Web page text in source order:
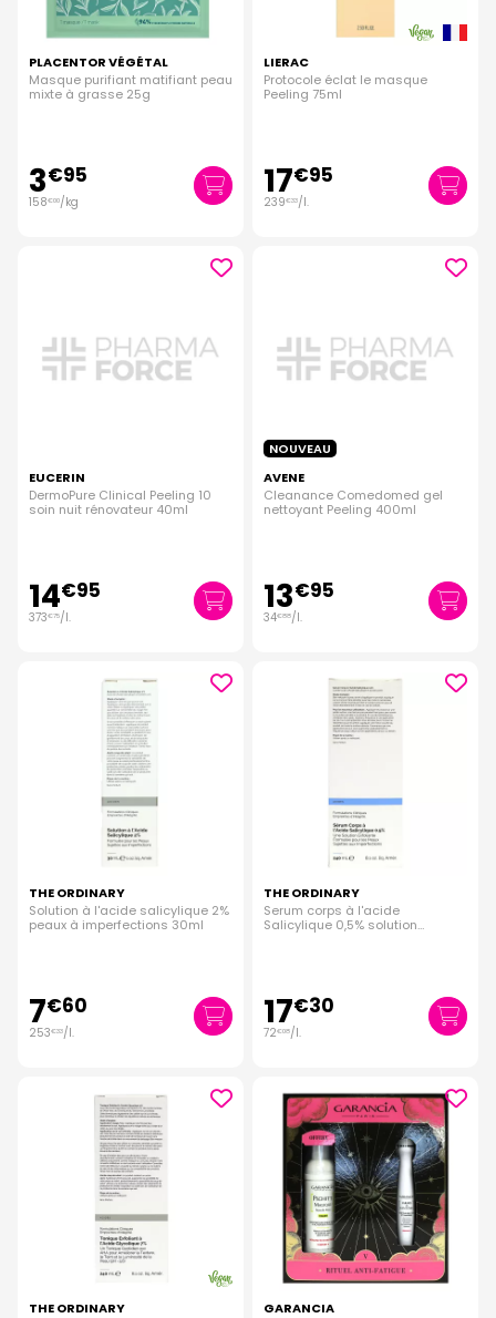
PLACENTOR VÉGÉTAL
Masque purifiant matifiant peau
mixte à grasse 25g
3€95
158€00/kg
LIERAC
Protocole éclat le masque
Peeling 75ml
17€95
239€33/l.
EUCERIN
DermoPure Clinical Peeling 10
soin nuit rénovateur 40ml
14€95
373€75/l.
NOUVEAU
AVENE
Cleanance Comedomed gel
nettoyant Peeling 400ml
13€95
34€88/l.
THE ORDINARY
Solution à l'acide salicylique 2%
peaux à imperfections 30ml
7€60
253€33/l.
THE ORDINARY
Serum corps à l'acide
Salicylique 0,5% solution
17€30
72€08/l.
THE ORDINARY
GARANCIA